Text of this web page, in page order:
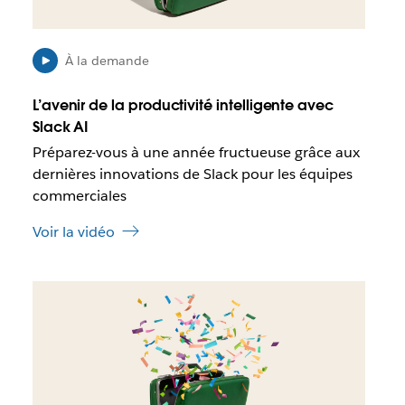
l
e
q
u
e
c
e
l
e
’
À la demande
L’avenir de la productivité intelligente avec
Slack AI
Préparez-vous à une année fructueuse grâce aux
dernières innovations de Slack pour les équipes
commerciales
Voir la vidéo